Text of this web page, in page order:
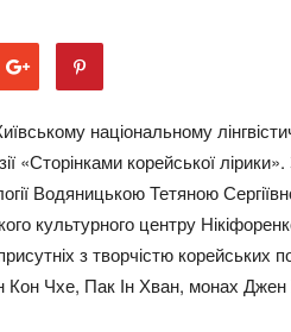
національному
«Сторінками корейської лірики».
Водяницькою Тетяною
культурного центру
з творчістю корейських
Кон Чхе, Пак Ін Хван, монах Джен